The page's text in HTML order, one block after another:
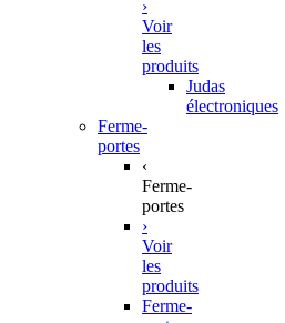
›
Voir
les
produits
Judas
électroniques
Ferme-
portes
‹
Ferme-
portes
›
Voir
les
produits
Ferme-